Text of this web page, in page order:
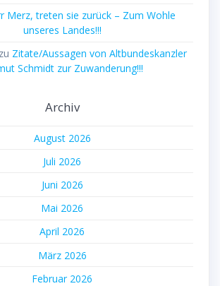
Merz, treten sie zurück – Zum Wohle
unseres Landes!!!
zu Zitate/Aussagen von Altbundeskanzler
Schmidt zur Zuwanderung!!!
Archiv
August 2026
Juli 2026
Juni 2026
Mai 2026
April 2026
März 2026
Februar 2026